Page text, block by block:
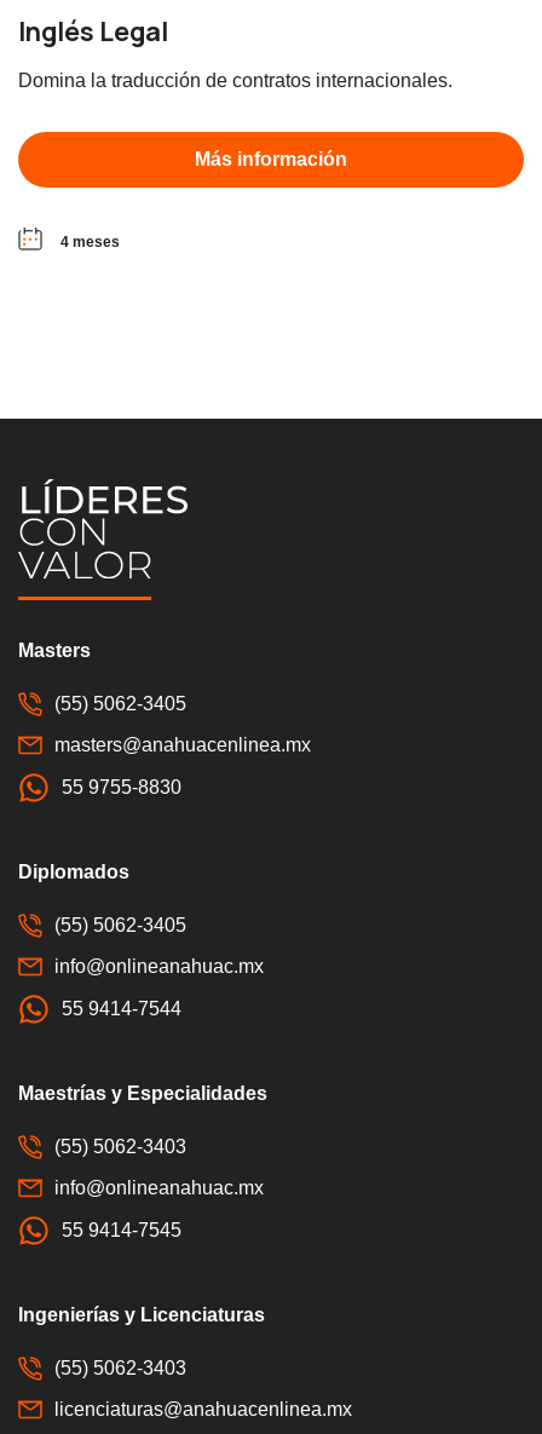
Inglés Legal
Domina la traducción de contratos internacionales.
Más información
4 meses
Masters
(55) 5062-3405
masters@anahuacenlinea.mx
55 9755-8830
Diplomados
(55) 5062-3405
info@onlineanahuac.mx
55 9414-7544
Maestrías y Especialidades
(55) 5062-3403
info@onlineanahuac.mx
55 9414-7545
Ingenierías y Licenciaturas
(55) 5062-3403
licenciaturas@anahuacenlinea.mx